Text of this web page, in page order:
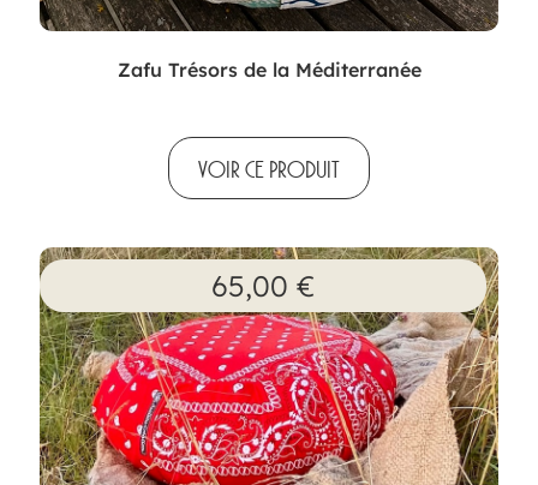
Zafu Trésors de la Méditerranée
VOIR CE PRODUIT
65,00 €